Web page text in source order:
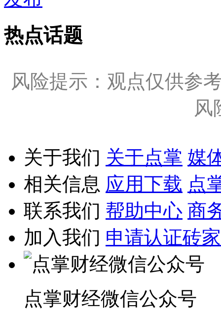
热点话题
风险提示：观点仅供参
风
关于我们 关于点掌 媒
相关信息 应用下载 点
联系我们 帮助中心 商
加入我们 申请认证砖家
点掌财经微信公众号